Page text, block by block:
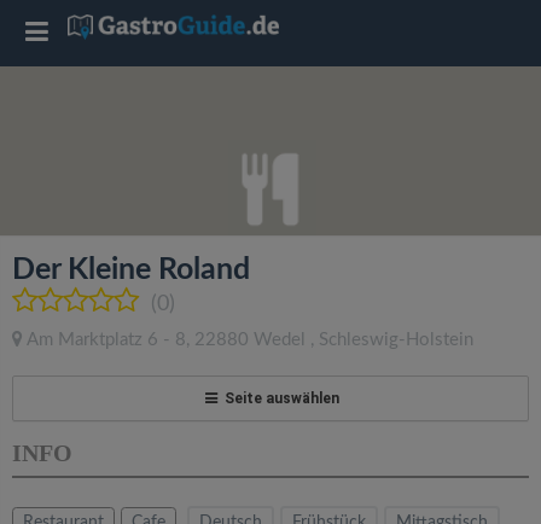
Der Kleine Roland
(0)
Am Marktplatz 6 - 8, 22880 Wedel , Schleswig-Holstein
Seite auswählen
INFO
T
l
e
a